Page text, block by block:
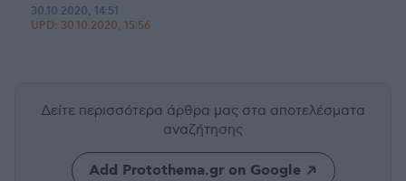
30.10.2020, 14:51
UPD: 30.10.2020, 15:56
Δείτε περισσότερα άρθρα μας στα αποτελέσματα
αναζήτησης
Add Protothema.gr on Google